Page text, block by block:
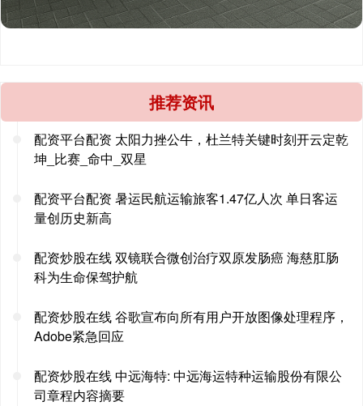
推荐资讯
配资平台配资 太阳力挫公牛，杜兰特关键时刻开云定乾
坤_比赛_命中_双星
配资平台配资 暑运民航运输旅客1.47亿人次 单日客运
量创历史新高
配资炒股在线 双镜联合微创治疗双原发肠癌 海慈肛肠
科为生命保驾护航
配资炒股在线 谷歌宣布向所有用户开放图像处理程序，
Adobe紧急回应
配资炒股在线 中远海特: 中远海运特种运输股份有限公
司章程内容摘要